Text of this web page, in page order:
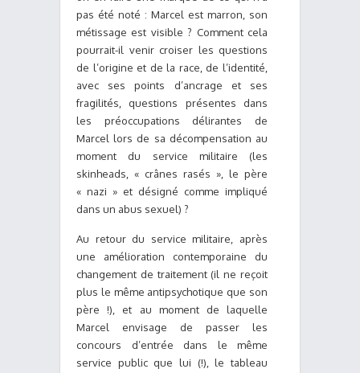
pas été noté : Marcel est marron, son
métissage est visible ? Comment cela
pourrait-il venir croiser les questions
de l’origine et de la race, de l’identité,
avec ses points d’ancrage et ses
fragilités, questions présentes dans
les préoccupations délirantes de
Marcel lors de sa décompensation au
moment du service militaire (les
skinheads, « crânes rasés », le père
« nazi » et désigné comme impliqué
dans un abus sexuel) ?
Au retour du service militaire, après
une amélioration contemporaine du
changement de traitement (il ne reçoit
plus le même antipsychotique que son
père !), et au moment de laquelle
Marcel envisage de passer les
concours d’entrée dans le même
service public que lui (!), le tableau